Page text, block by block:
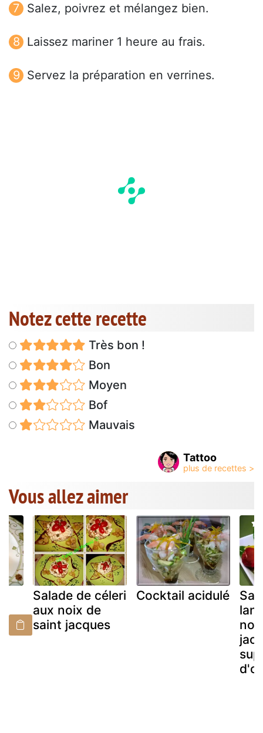
Salez, poivrez et mélangez bien.
Laissez mariner 1 heure au frais.
Servez la préparation en verrines.
Notez cette recette
Très bon !
Bon
Moyen
Bof
Mauvais
Tattoo
Vous allez aimer
Salade de céleri
aux noix de
saint jacques
Cocktail acidulé